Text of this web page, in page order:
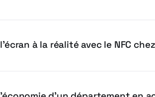
à la réalité avec le NFC